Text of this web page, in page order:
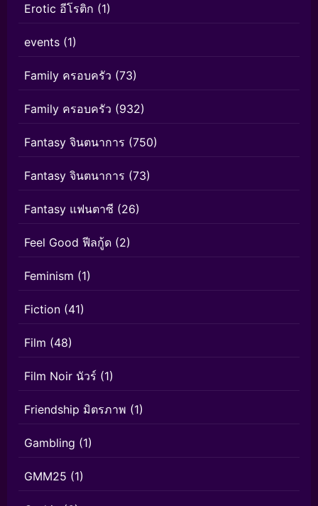
Erotic อีโรติก (1)
events (1)
Family ครอบครัว (73)
Family ครอบครัว (932)
Fantasy จินตนาการ (750)
Fantasy จินตนาการ (73)
Fantasy แฟนตาซี (26)
Feel Good ฟีลกู้ด (2)
Feminism (1)
Fiction (41)
Film (48)
Film Noir นัวร์ (1)
Friendship มิตรภาพ (1)
Gambling (1)
GMM25 (1)